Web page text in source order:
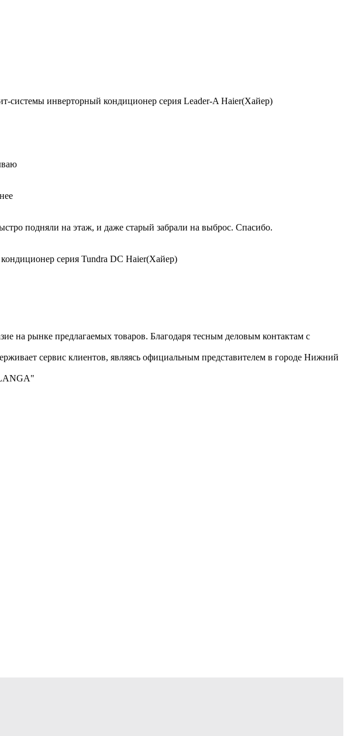
системы инверторный кондиционер серия Leader-A Haier(Хайер)
подняли на этаж, и даже старый забрали на выброс. Спасибо.
серия Tundra DC Haier(Хайер)
на рынке предлагаемых товаров. Благодаря тесным деловым контактам с
сервис клиентов, являясь официальным представителем в городе Нижний